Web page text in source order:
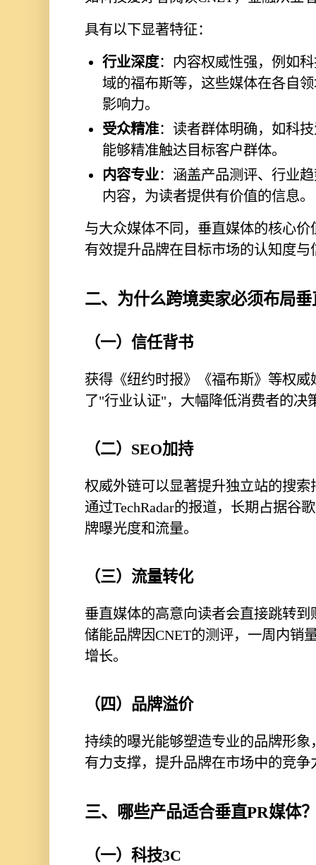
具有以下显著特征：
行业深度：内容权威性强，例如
域的福布斯等，这些媒体在各自
影响力。
受众精准：读者群体明确，如科
能够精准触达目标客户群体。
内容专业：涵盖产品测评、行业
内容，为读者提供有价值的信息。
与大众媒体不同，垂直媒体的核心
有效提升品牌在目标市场的认知度与
二、为什么跨境卖家必须布局垂
（一）信任背书
获得《纽约时报》《福布斯》等权
了"行业认证"，大幅降低消费者的决
（二）SEO加持
权威外链可以显著提升独立站的搜索
通过TechRadar的报道，长期占据谷
牌曝光度和流量。
（三）流量转化
垂直媒体的高意向读者会直接跳转
储能品牌因CNET的测评，一周内销
增长。
（四）品牌溢价
持续的曝光能够塑造专业的品牌形
有力支撑，提升品牌在市场中的竞争
三、哪些产品适合垂直PR媒体
（一）科技3C